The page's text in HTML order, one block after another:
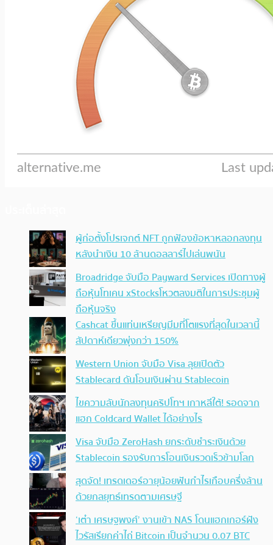
ผู้ก่อตั้งโปรเจกต์ NFT ถูกฟ้องข้อหาหลอกลงทุน
หลังนำเงิน 10 ล้านดอลลาร์ไปเล่นพนัน
Broadridge จับมือ Payward Services เปิดทางผู้
ถือหุ้นโทเคน xStocksโหวตลงมติในการประชุมผู้
ถือหุ้นจริง
Cashcat ขึ้นแท่นเหรียญมีมที่โตแรงที่สุดในเวลานี้
สัปดาห์เดียวพุ่งกว่า 150%
Western Union จับมือ Visa ลุยเปิดตัว
Stablecard ดันโอนเงินผ่าน Stablecoin
ไขความลับนักลงทุนคริปโทฯ เกาหลีใต้! รอดจาก
แฮก Coldcard Wallet ได้อย่างไร
Visa จับมือ ZeroHash ยกระดับชำระเงินด้วย
Stablecoin รองรับการโอนเงินรวดเร็วข้ามโลก
สุดจัด! เทรดเดอร์อายุน้อยฟันกำไรเกือบครึ่งล้าน
ด้วยกลยุทธ์เทรดตามเศรษฐี
‘เต๋า เศรษฐพงศ์’ งานเข้า NAS โดนแฮกเกอร์ฝัง
ไวรัสเรียกค่าไถ่ Bitcoin เป็นจำนวน 0.07 BTC